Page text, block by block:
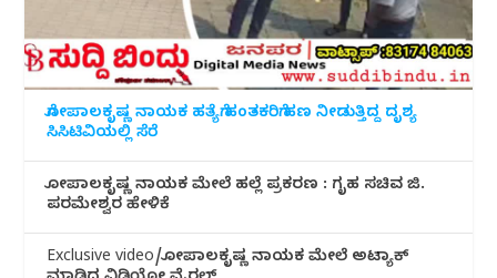
ಗೋಪಾಲಕೃಷ್ಣ ನಾಯಕ ಹತ್ಯೆಗೆ ಹಂತಕರಿಗೆ ಹಣ ನೀಡುತ್ತಿದ್ದ ದೃಶ್ಯ
ಸಿಸಿಟಿವಿಯಲ್ಲಿ ಸೆರೆ
ಗೋಪಾಲಕೃಷ್ಣ ನಾಯಕ ಮೇಲೆ ಹಲ್ಲೆ ಪ್ರಕರಣ : ಗೃಹ ಸಚಿವ ಜಿ.
ಪರಮೇಶ್ವರ ಹೇಳಿಕೆ
Exclusive video/ಗೋಪಾಲಕೃಷ್ಣ ನಾಯಕ ಮೇಲೆ ಅಟ್ಯಾಕ್